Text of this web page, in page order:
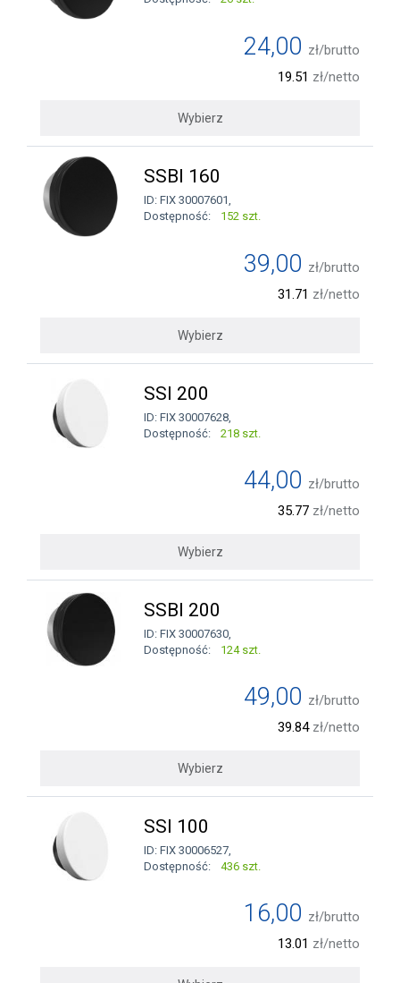
24,00 zł/brutto
19.51 zł/netto
Wybierz
SSBI 160
ID: FIX 30007601,
Dostępność:
152 szt.
39,00 zł/brutto
31.71 zł/netto
Wybierz
SSI 200
ID: FIX 30007628,
Dostępność:
218 szt.
44,00 zł/brutto
35.77 zł/netto
Wybierz
SSBI 200
ID: FIX 30007630,
Dostępność:
124 szt.
49,00 zł/brutto
39.84 zł/netto
Wybierz
SSI 100
ID: FIX 30006527,
Dostępność:
436 szt.
16,00 zł/brutto
13.01 zł/netto